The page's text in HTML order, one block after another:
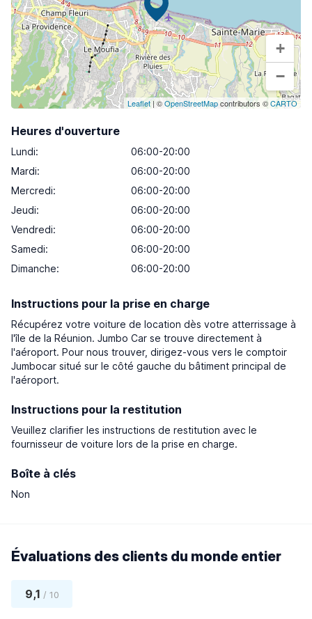
+
−
Leaflet | ©OpenStreetMapcontributors ©CARTO
Heures d'ouverture
Lundi:
06:00-20:00
Mardi:
06:00-20:00
Mercredi:
06:00-20:00
Jeudi:
06:00-20:00
Vendredi:
06:00-20:00
Samedi:
06:00-20:00
Dimanche: 06:00-20:00
Instructions pour la prise en charge
Récupérez votre voiture de location dès votre atterrissage à
l'île de la Réunion. Jumbo Car se trouve directement à
l'aéroport. Pour nous trouver, dirigez-vous vers le comptoir
Jumbocar situé sur le côté gauche du bâtiment principal de
l'aéroport.
Instructions pour la restitution
Veuillez clarifier les instructions de restitution avec le
fournisseur de voiture lors de la prise en charge.
Boîte à clés
Non
Évaluations des clients du monde entier
9,1 / 10